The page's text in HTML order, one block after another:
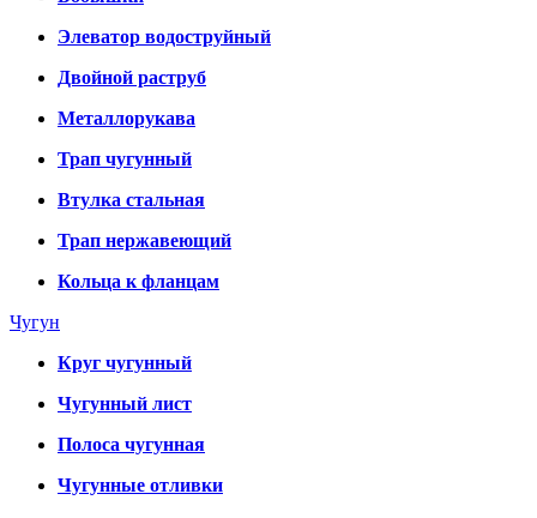
Элеватор водоструйный
Двойной раструб
Металлорукава
Трап чугунный
Втулка стальная
Трап нержавеющий
Кольца к фланцам
Чугун
Круг чугунный
Чугунный лист
Полоса чугунная
Чугунные отливки